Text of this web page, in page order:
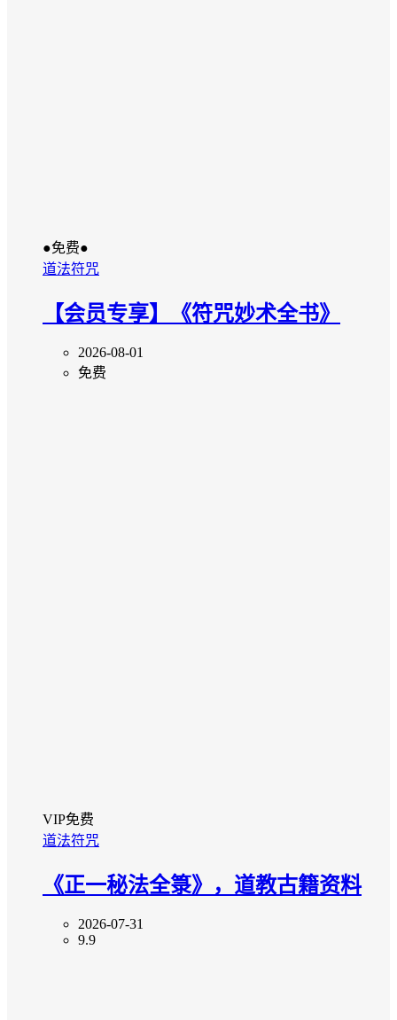
●免费●
道法符咒
【会员专享】《符咒妙术全书》
2026-08-01
免费
VIP免费
道法符咒
《正一秘法全箓》，道教古籍资料
2026-07-31
9.9